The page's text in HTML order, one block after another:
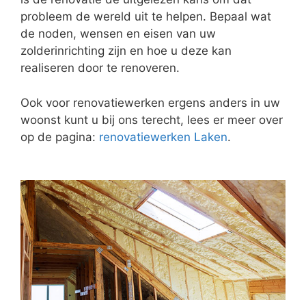
probleem de wereld uit te helpen. Bepaal wat
de noden, wensen en eisen van uw
zolderinrichting zijn en hoe u deze kan
realiseren door te renoveren.
Ook voor renovatiewerken ergens anders in uw
woonst kunt u bij ons terecht, lees er meer over
op de pagina: renovatiewerken Laken.